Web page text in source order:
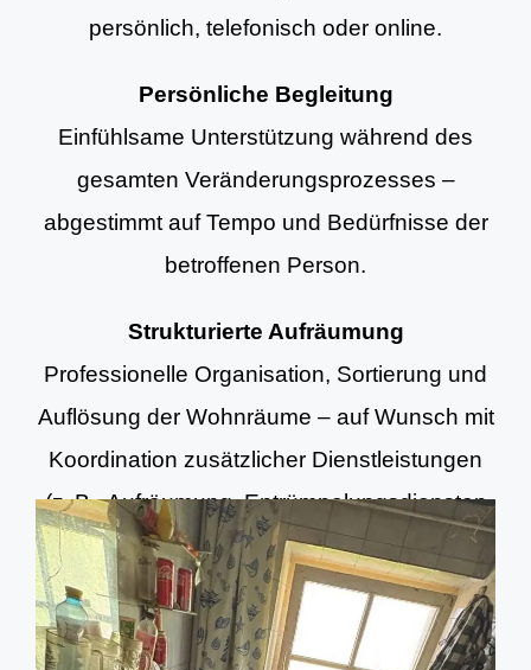
persönlich, telefonisch oder online.
Persönliche Begleitung
Einfühlsame Unterstützung während des
gesamten Veränderungsprozesses –
abgestimmt auf Tempo und Bedürfnisse der
betroffenen Person.
Strukturierte Aufräumung
Professionelle Organisation, Sortierung und
Auflösung der Wohnräume – auf Wunsch mit
Koordination zusätzlicher Dienstleistungen
(z. B. Aufräumung, Entrümpelungsdiensten
und Grundreinigung).